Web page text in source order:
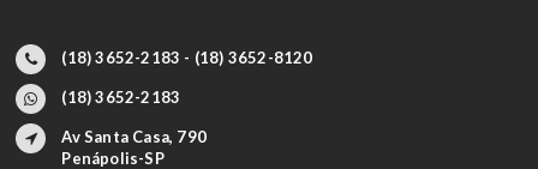
(18) 3652-2183 - (18) 3652-8120
(18) 3652-2183
Av Santa Casa, 790
Penápolis-SP